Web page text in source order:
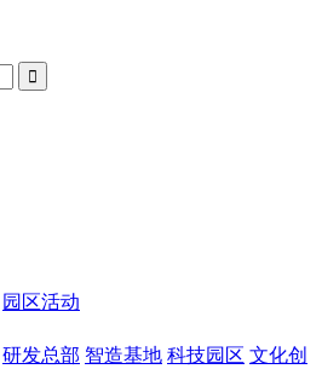

园区活动
研发总部 智造基地 科技园区 文化创